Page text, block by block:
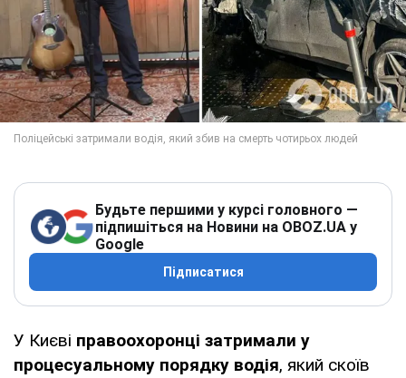
Будьте першими у курсі головного —
підпишіться на Новини на OBOZ.UA у
Google
Підписатися
У Києві правоохоронці затримали у
процесуальному порядку водія, який скоїв